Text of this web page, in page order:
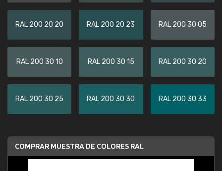
RAL 200 20 20 RAL 200 20 23 RAL 200 30 05
RAL 200 30 10 RAL 200 30 15 RAL 200 30 20
RAL 200 30 25 RAL 200 30 30 RAL 200 30 33
COMPRAR MUESTRA DE COLORES RAL